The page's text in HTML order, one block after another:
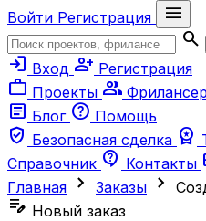
Войти Регистрация
menu
search
login Вход person_add Регистрация
work Проекты group
article Блог help Помощь
verified_user Безопасная сделка workspace_premium
Справочник contact_support Контакты
Главная chevron_right Заказы chevron_right
edit_note Новый заказ